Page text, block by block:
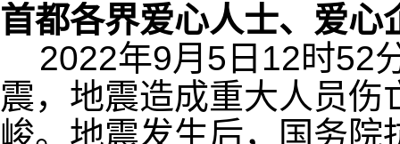
首都各界爱心人士、爱心
2022年9月 5 日 12时52
震，地震造成重大人员
峻。地震发生后，国务